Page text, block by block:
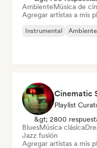
AmbienteMúsica de
Agregar artistas a mis
Instrumental Ambiente
Cinematic
Playlist
&gt; 2800
BluesMúsica clásica
Jazz fusión
Agregar artistas a mis